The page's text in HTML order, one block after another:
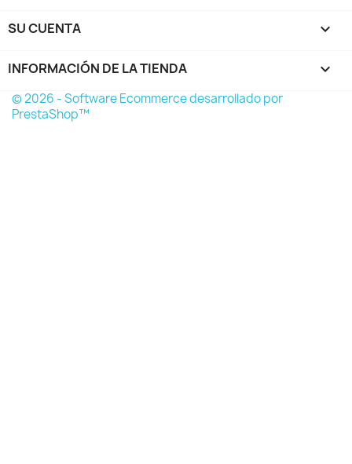
SU CUENTA 
INFORMACIÓN DE LA TIENDA keyboard_arrow_down
© 2026 - Software Ecommerce desarrollado por
PrestaShop™